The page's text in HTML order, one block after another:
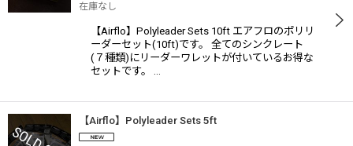
在庫なし
【Airflo】Polyleader Sets 10ft エアフロのポリリ
ーダーセット(10ft)です。 全てのシンクレート
(７種類)にリーダーワレットが付いているお得な
セットです。 …
【Airflo】Polyleader Sets 5ft